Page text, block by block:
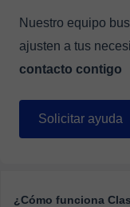
Nuestro equipo
ajusten a tus
contacto contigo
Solicitar ayuda
¿Cómo funciona